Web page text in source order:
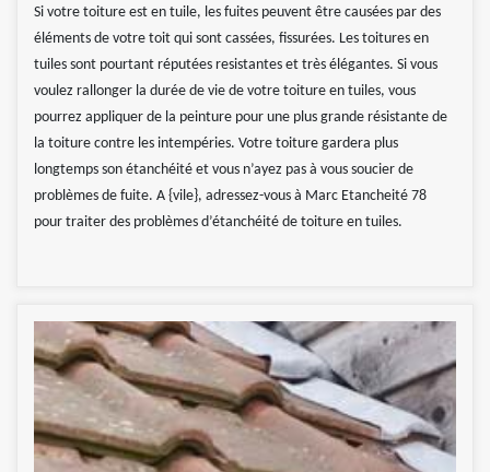
Si votre toiture est en tuile, les fuites peuvent être causées par des
éléments de votre toit qui sont cassées, fissurées. Les toitures en
tuiles sont pourtant réputées resistantes et très élégantes. Si vous
voulez rallonger la durée de vie de votre toiture en tuiles, vous
pourrez appliquer de la peinture pour une plus grande résistante de
la toiture contre les intempéries. Votre toiture gardera plus
longtemps son étanchéité et vous n’ayez pas à vous soucier de
problèmes de fuite. A {vile}, adressez-vous à Marc Etancheité 78
pour traiter des problèmes d’étanchéité de toiture en tuiles.